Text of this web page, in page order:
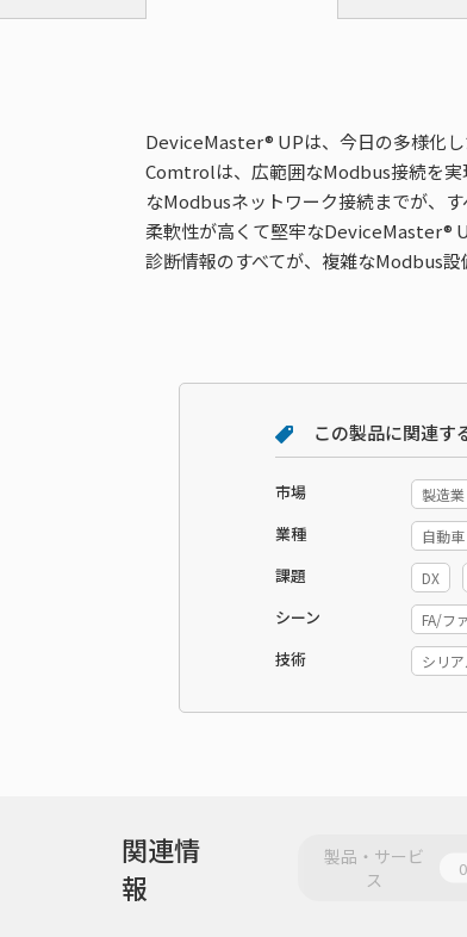
DeviceMaster® UPは、今日の多様化
Comtrolは、広範囲なModbus接続を
なModbusネットワーク接続までが、す
柔軟性が高くて堅牢なDeviceMaster®
診断情報のすべてが、複雑なModbus設
この製品に関連す
市場 製造業
業種 自動車
課題 DX
シーン FA/フ
技術 シリ
関連情
報
製品・サービ
ス
0